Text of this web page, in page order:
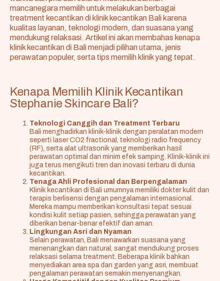
mancanegara memilih untuk melakukan berbagai
treatment kecantikan di klinik kecantikan Bali karena
kualitas layanan, teknologi modern, dan suasana yang
mendukung relaksasi. Artikel ini akan membahas kenapa
klinik kecantikan di Bali menjadi pilihan utama, jenis
perawatan populer, serta tips memilih klinik yang tepat.
Kenapa Memilih Klinik Kecantikan
Stephanie Skincare Bali?
Teknologi Canggih dan Treatment Terbaru
Bali menghadirkan klinik-klinik dengan peralatan modern
seperti laser CO2 fractional, teknologi radio frequency
(RF), serta alat ultrasonik yang memberikan hasil
perawatan optimal dan minim efek samping. Klinik-klinik ini
juga terus mengikuti tren dan inovasi terbaru di dunia
kecantikan.
Tenaga Ahli Profesional dan Berpengalaman
Klinik kecantikan di Bali umumnya memiliki dokter kulit dan
terapis berlisensi dengan pengalaman internasional.
Mereka mampu memberikan konsultasi tepat sesuai
kondisi kulit setiap pasien, sehingga perawatan yang
diberikan benar-benar efektif dan aman.
Lingkungan Asri dan Nyaman
Selain perawatan, Bali menawarkan suasana yang
menenangkan dan natural, sangat mendukung proses
relaksasi selama treatment. Beberapa klinik bahkan
menyediakan area spa dan garden yang asri, membuat
pengalaman perawatan semakin menyenangkan.